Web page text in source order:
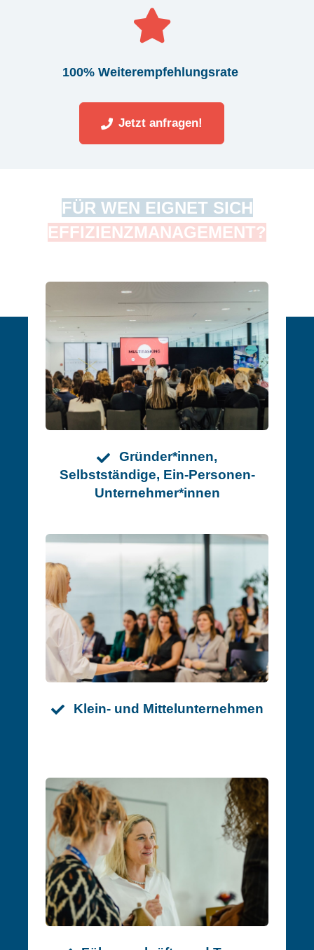
100% Weiterempfehlungsrate
Jetzt anfragen!
FÜR WEN EIGNET SICH
EFFIZIENZMANAGEMENT?
Gründer*innen,
Selbstständige, Ein-Personen-
Unternehmer*innen
Klein- und Mittelunternehmen